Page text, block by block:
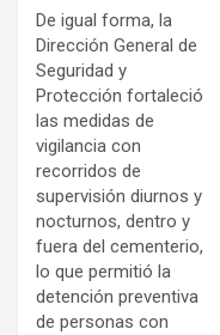
De igual forma, la
Dirección General de
Seguridad y
Protección fortaleció
las medidas de
vigilancia con
recorridos de
supervisión diurnos y
nocturnos, dentro y
fuera del cementerio,
lo que permitió la
detención preventiva
de personas con